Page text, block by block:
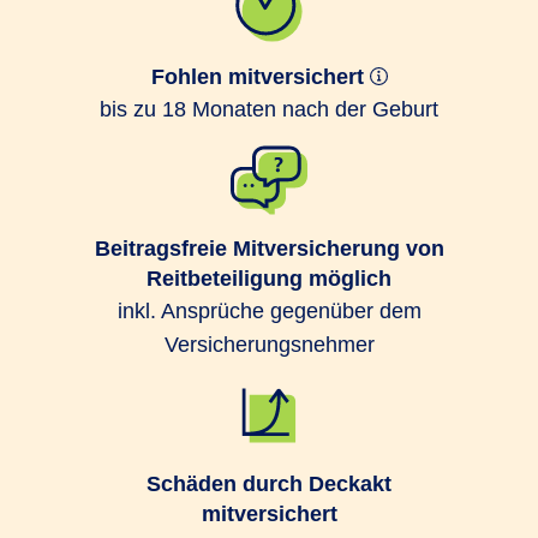
Fohlen mitversichert
bis zu 18 Monaten nach der Geburt
Beitragsfreie Mitversicherung von
Reitbeteiligung möglich
inkl. Ansprüche gegenüber dem
Versicherungsnehmer
Schäden durch Deckakt
mitversichert